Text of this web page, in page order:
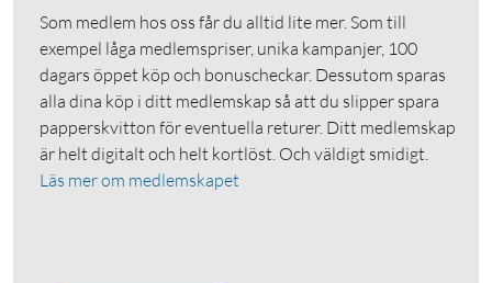
Som medlem hos oss får du alltid lite mer. Som till
exempel låga medlemspriser, unika kampanjer, 100
dagars öppet köp och bonuscheckar. Dessutom sparas
alla dina köp i ditt medlemskap så att du slipper spara
papperskvitton för eventuella returer. Ditt medlemskap
är helt digitalt och helt kortlöst. Och väldigt smidigt.
Läs mer om medlemskapet